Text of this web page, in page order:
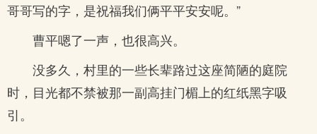
哥哥写的字，是祝福我们俩平平安安呢。”
曹平嗯了一声，也很高兴。
没多久，村里的一些长辈路过这座简陋的庭院
时，目光都不禁被那一副高挂门楣上的红纸黑字吸
引。